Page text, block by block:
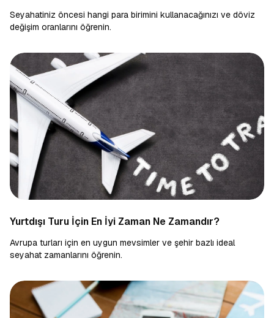
Seyahatiniz öncesi hangi para birimini kullanacağınızı ve döviz
değişim oranlarını öğrenin.
Yurtdışı Turu İçin En İyi Zaman Ne Zamandır?
Avrupa turları için en uygun mevsimler ve şehir bazlı ideal
seyahat zamanlarını öğrenin.